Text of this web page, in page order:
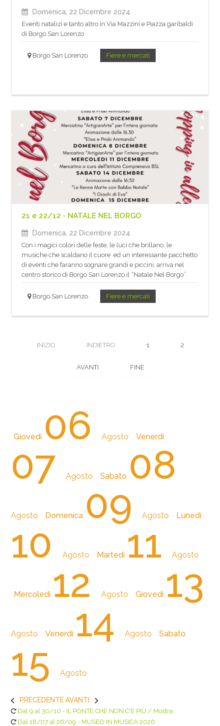
Domenica, 22 Dicembre 2024
Eventi natalizi e tanto altro in Via Mazzini e Piazza garibaldi
di Borgo San Lorenzo
Borgo San Lorenzo Fiere e mercati
21 e 22/12 - NATALE NEL BORGO
Domenica, 22 Dicembre 2024
Con i magici colori delle feste, le luci che brillano, le
musiche che scaldano il cuore ed un interessante pacchetto
di eventi che faranno sognare grandi e piccini, arriva nel
centro storico di Borgo San Lorenzo il “Natale Nel Borgo”
Borgo San Lorenzo Fiere e mercati
INIZIO INDIETRO 1 2
AVANTI FINE
Giovedì 06Agosto Venerdì
07Agosto Sabato 08
Agosto Domenica 09Agosto Lunedì
10Agosto Martedì 11Agosto
Mercoledì 12Agosto Giovedì 13
Agosto Venerdì 14Agosto Sabato
15Agosto
PRECEDENTE AVANTI
Dal 9 al 30/10 - IL PONTE CHE NON C'È PIÙ / Mostra
Dal 18/07 al 26/09 - MUSEO IN MUSICA 2026